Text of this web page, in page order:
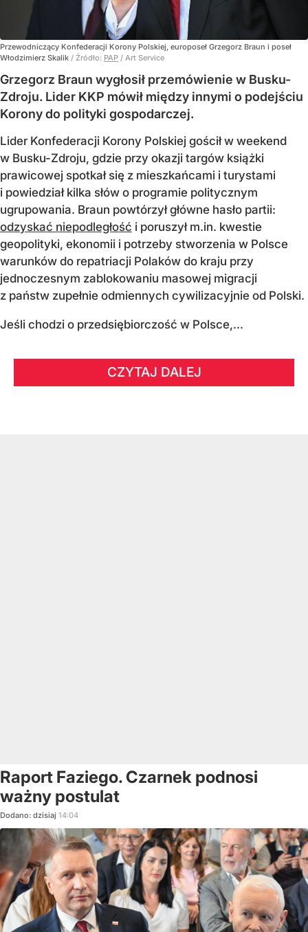
Przewodniczący Konfederacji Korony Polskiej, europoseł Grzegorz Braun i poseł
Włodzimierz Skalik / Źródło: PAP / Art Service
Grzegorz Braun wygłosił przemówienie w Busku-
Zdroju. Lider KKP mówił między innymi o podejściu
Korony do polityki gospodarczej.
Lider Konfederacji Korony Polskiej gościł w weekend
w Busku-Zdroju, gdzie przy okazji targów książki
prawicowej spotkał się z mieszkańcami i turystami
i powiedział kilka słów o programie politycznym
ugrupowania. Braun powtórzył główne hasło partii:
odzyskać niepodległość i poruszył m.in. kwestie
geopolityki, ekonomii i potrzeby stworzenia w Polsce
warunków do repatriacji Polaków do kraju przy
jednoczesnym zablokowaniu masowej migracji
z państw zupełnie odmiennych cywilizacyjnie od Polski.
Jeśli chodzi o przedsiębiorczość w Polsce,...
CZYTAJ DALEJ
Raport Faziego. Czarnek podnosi
ważny postulat
Dodano: dzisiaj 14:04